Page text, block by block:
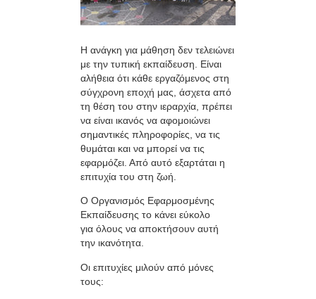
Η ανάγκη για μάθηση δεν τελειώνει
με την τυπική εκπαίδευση. Είναι
αλήθεια ότι κάθε εργαζόμενος στη
σύγχρονη εποχή μας, άσχετα από
τη θέση του στην ιεραρχία, πρέπει
να είναι ικανός να αφομοιώνει
σημαντικές πληροφορίες, να τις
θυμάται και να μπορεί να τις
εφαρμόζει. Από αυτό εξαρτάται η
επιτυχία του στη ζωή.
Ο Οργανισμός Εφαρμοσμένης
Εκπαίδευσης το κάνει εύκολο
για όλους να αποκτήσουν αυτή
την ικανότητα.
Οι επιτυχίες μιλούν από μόνες
τους: